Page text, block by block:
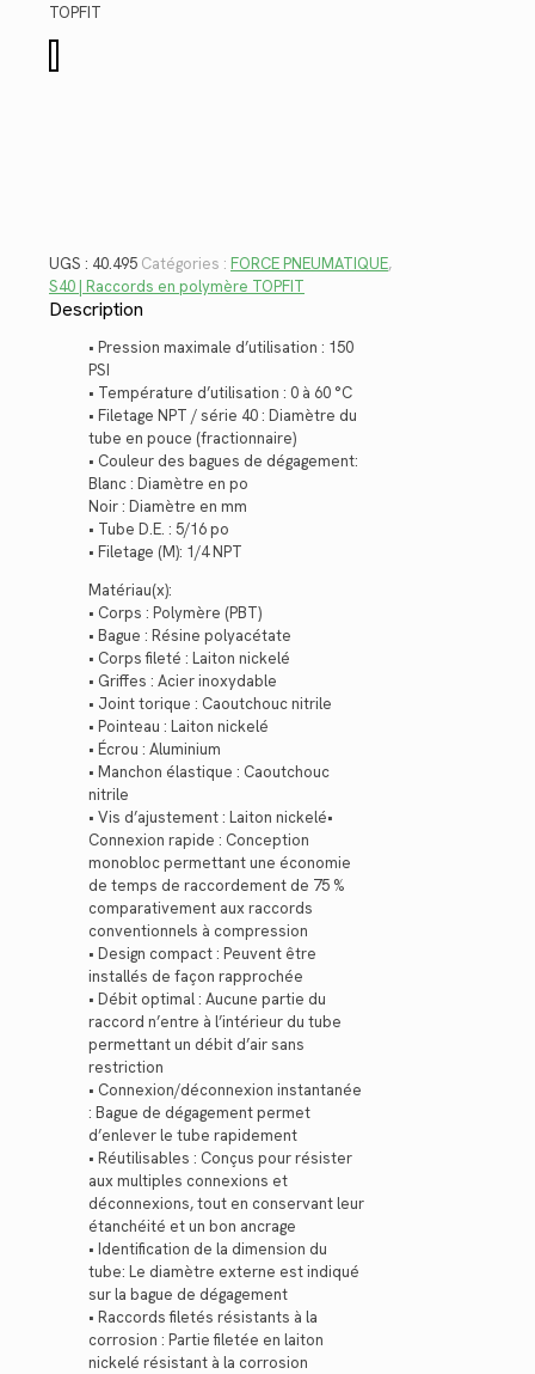
TOPFIT
de
UGS : 40.495 Catégories : FORCE PNEUMATIQUE,
S40 | Raccords en polymère TOPFIT
Description
• Pression maximale d’utilisation : 150
PSI
• Température d’utilisation : 0 à 60 °C
• Filetage NPT / série 40 : Diamètre du
tube en pouce (fractionnaire)
• Couleur des bagues de dégagement:
Blanc : Diamètre en po
Noir : Diamètre en mm
• Tube D.E. : 5/16 po
• Filetage (M): 1/4 NPT
Matériau(x):
• Corps : Polymère (PBT)
• Bague : Résine polyacétate
• Corps fileté : Laiton nickelé
• Griffes : Acier inoxydable
• Joint torique : Caoutchouc nitrile
• Pointeau : Laiton nickelé
• Écrou : Aluminium
• Manchon élastique : Caoutchouc
nitrile
• Vis d’ajustement : Laiton nickelé•
Connexion rapide : Conception
monobloc permettant une économie
de temps de raccordement de 75 %
comparativement aux raccords
conventionnels à compression
• Design compact : Peuvent être
installés de façon rapprochée
• Débit optimal : Aucune partie du
raccord n’entre à l’intérieur du tube
permettant un débit d’air sans
restriction
• Connexion/déconnexion instantanée
: Bague de dégagement permet
d’enlever le tube rapidement
• Réutilisables : Conçus pour résister
aux multiples connexions et
déconnexions, tout en conservant leur
étanchéité et un bon ancrage
• Identification de la dimension du
tube: Le diamètre externe est indiqué
sur la bague de dégagement
• Raccords filetés résistants à la
corrosion : Partie filetée en laiton
nickelé résistant à la corrosion